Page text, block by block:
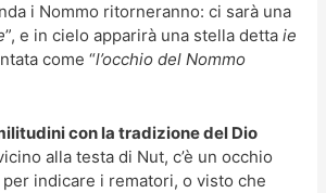
i Nommo ritorneranno: ci sarà una
”, e in cielo apparirà una stella dettaie
come “l’occhio del Nommo
con la tradizione del Dio
alla testa di Nut, c’è un occhio
indicare i rematori, o visto che